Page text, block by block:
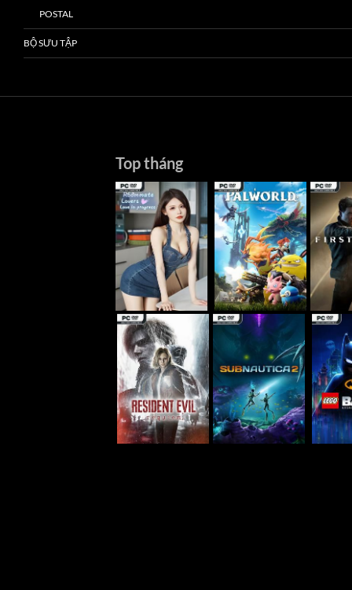
POSTAL
BỘ SƯU TẬP
Top tháng